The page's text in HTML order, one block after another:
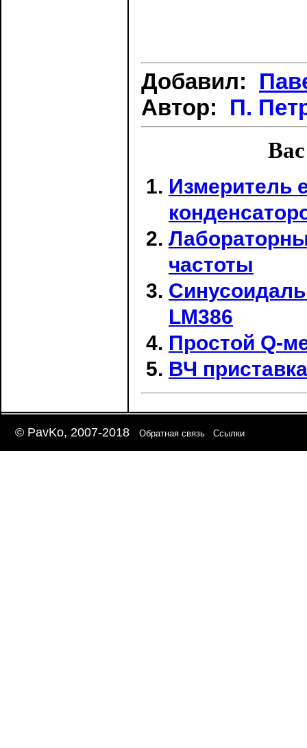
Добавил:
Автор: П.
Измеритель
частоты
LM386
Простой Q-
ВЧ
© PavKo, 2007-2018 Обратная связь Ссылки